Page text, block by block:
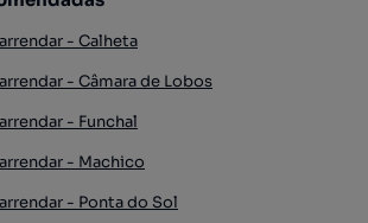
- Calheta
- Câmara de Lobos
- Funchal
- Machico
- Ponta do Sol